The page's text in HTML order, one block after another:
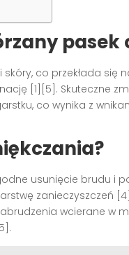
pasek
co przekłada się
[1][5]. Skuteczne
co wynika z
usunięcie brudu i
zanieczyszczeń
wcierane w